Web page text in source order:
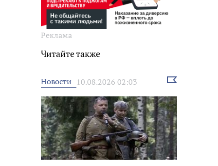
Реклама
Читайте также
Новости 10.08.2026 02:03
Выбрать